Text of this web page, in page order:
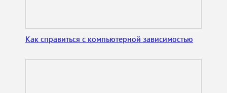
Как справиться с компьютерной зависимостью